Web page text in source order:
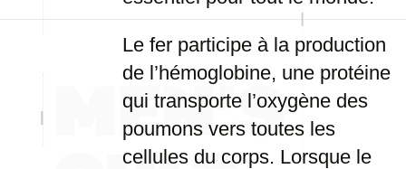
Le fer participe à la production
de l’hémoglobine, une protéine
qui transporte l’oxygène des
poumons vers toutes les
cellules du corps. Lorsque le